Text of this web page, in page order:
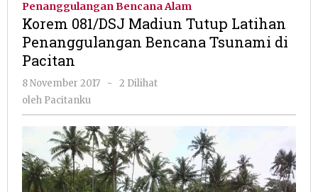
Latihan
Penanggulangan Bencana Alam
Korem 081/DSJ Madiun Tutup Latihan
Penanggulangan Bencana Tsunami di
Pacitan
8 November 2017
oleh
-
2 Dilihat
oleh Pacitanku